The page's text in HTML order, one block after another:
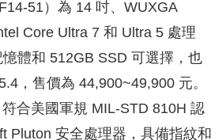
51）為 14 吋、WUXGA
Core Ultra 7 和 Ultra 5 處理
體和 512GB SSD 可選擇，也
，售價為 44,900~49,900 元。
合美國軍規 MIL-STD 810H 認
Pluton 安全處理器，具備指紋和